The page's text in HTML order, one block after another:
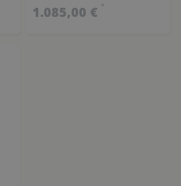
1.085,00 € *